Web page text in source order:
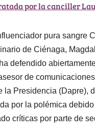
por la canciller
pura sangre
de Ciénaga,
defendido
de
la Presidencia (Dapre),
por la polémica
críticas por parte de